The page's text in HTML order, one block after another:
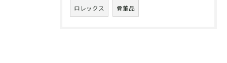
ロレックス 骨董品